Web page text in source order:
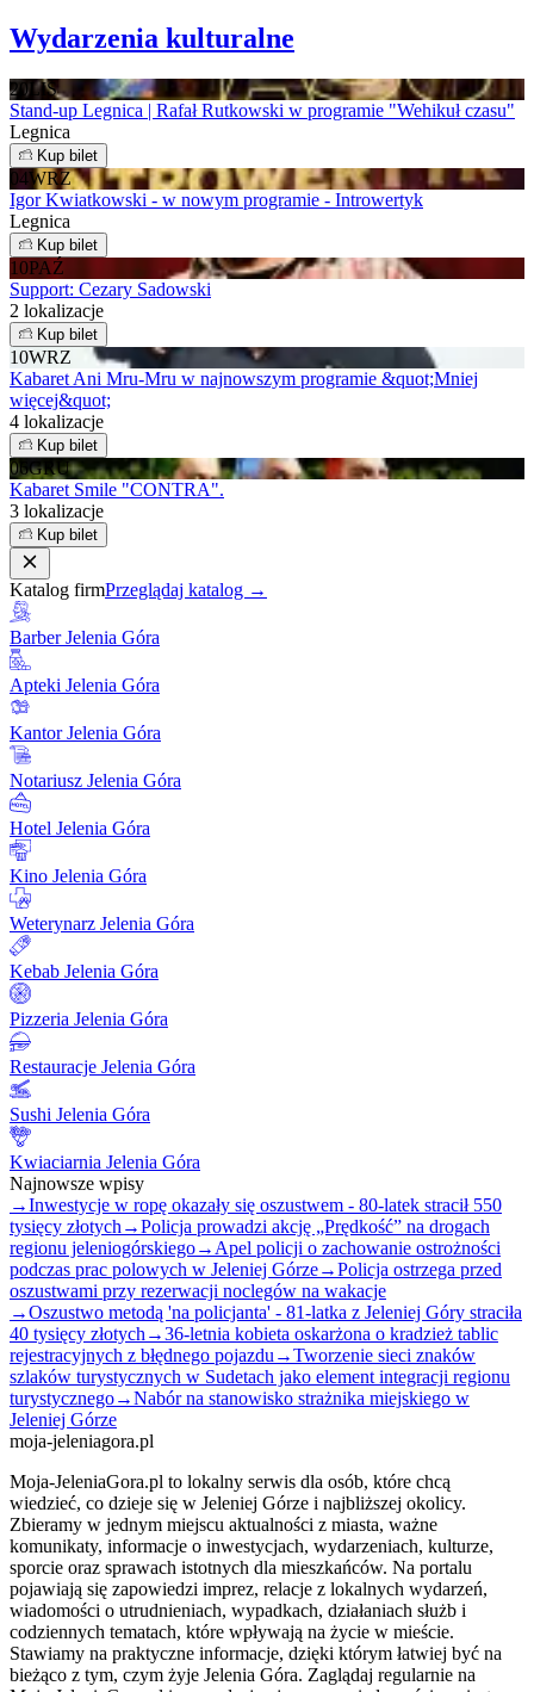
Wydarzenia kulturalne
20 LIS
Stand-up Legnica | Rafał Rutkowski w programie "Wehikuł czasu"
Legnica
Kup bilet
04WRZ
Igor Kwiatkowski - w nowym programie - Introwertyk
Legnica
Kup bilet
10PAŹ
Support: Cezary Sadowski
2 lokalizacje
Kup bilet
10WRZ
Kabaret Ani Mru-Mru w najnowszym programie &quot;Mniej
więcej&quot;
4 lokalizacje
Kup bilet
06GRU
Kabaret Smile "CONTRA".
3 lokalizacje
Kup bilet
Katalog firmPrzeglądaj katalog →
Barber Jelenia Góra
Apteki Jelenia Góra
Kantor Jelenia Góra
Notariusz Jelenia Góra
Hotel Jelenia Góra
Kino Jelenia Góra
Weterynarz Jelenia Góra
Kebab Jelenia Góra
Pizzeria Jelenia Góra
Restauracje Jelenia Góra
Sushi Jelenia Góra
Kwiaciarnia Jelenia Góra
Najnowsze wpisy
→Inwestycje w ropę okazały się oszustwem - 80-latek stracił 550
tysięcy złotych →Policja prowadzi akcję „Prędkość” na drogach
regionu jeleniogórskiego→ Apel policji o zachowanie ostrożności
podczas prac polowych w Jeleniej Górze→Policja ostrzega przed
oszustwami przy rezerwacji noclegów na wakacje
→Oszustwo metodą 'na policjanta' - 81-latka z Jeleniej Góry straciła
40 tysięcy złotych →36-letnia kobieta oskarżona o kradzież tablic
rejestracyjnych z błędnego pojazdu →Tworzenie sieci znaków
szlaków turystycznych w Sudetach jako element integracji regionu
turystycznego→Nabór na stanowisko strażnika miejskiego w
Jeleniej Górze
moja-jeleniagora.pl
Moja-JeleniaGora.pl to lokalny serwis dla osób, które chcą
wiedzieć, co dzieje się w Jeleniej Górze i najbliższej okolicy.
Zbieramy w jednym miejscu aktualności z miasta, ważne
komunikaty, informacje o inwestycjach, wydarzeniach, kulturze,
sporcie oraz sprawach istotnych dla mieszkańców. Na portalu
pojawiają się zapowiedzi imprez, relacje z lokalnych wydarzeń,
wiadomości o utrudnieniach, wypadkach, działaniach służb i
codziennych tematach, które wpływają na życie w mieście.
Stawiamy na praktyczne informacje, dzięki którym łatwiej być na
bieżąco z tym, czym żyje Jelenia Góra. Zaglądaj regularnie na